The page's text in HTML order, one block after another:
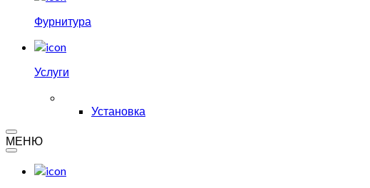
Фурнитура
Услуги
Установка
МЕНЮ